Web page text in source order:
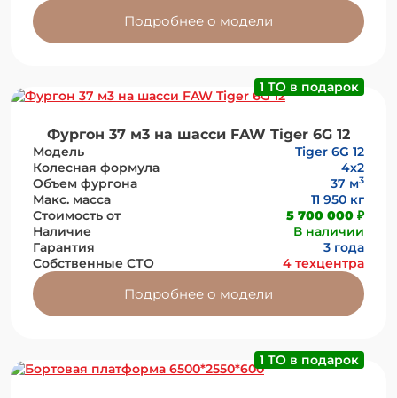
Подробнее о модели
1 ТО в подарок
Фургон 37 м3 на шасси FAW Tiger 6G 12
Модель
Tiger 6G 12
Колесная формула
4х2
Объем фургона
37 м3
Макс. масса
11 950 кг
Стоимость от
5 700 000 ₽
Наличие
В наличии
Гарантия
3 года
Собственные СТО
4 техцентра
Подробнее о модели
1 ТО в подарок